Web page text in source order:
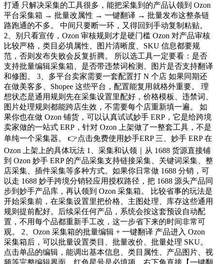
打通 只解决采集的工具很多，能把采集到的产品认领到 Ozon
平台采集箱 → 批量改属性 → 一键翻译 → 批量发布这整条链
路跑通的不多。 中间只要断一环，又得回到手动复制粘贴。
2、别只看宣传，Ozon 审核规则才是硬门槛 Ozon 对产品审核
比较严格，类目必填属性、图片清晰度、SKU 信息都要规
范，否则发布失败会反复折腾。 所以选工具一定要看：是否
支持批量编辑采集箱、是否带违禁词检测、图片是否支持翻译
和修图。 3、多平台卖家需要一套配置打 N 个店 如果同期还
在做美客多、Shopee 这些平台，配置能复用就格外重要。 理
想状态是通用规则先在采集设置里配好，价格模板、违禁词、
图片处理规则都能跨店生效，不需要每个店重新填一遍。 如
果你也在做 Ozon 铺货，可以认真试试妙手 ERP，它是给跨境
卖家做的一站式 ERP，针对 Ozon 上架做了一整套工具，不是
单纯一个采集器。 👉点击免费使用妙手ERP 三、妙手 ERP 在
Ozon 上架上的具体玩法 1、采集和认领｜从 1688 货源直接铺
到 Ozon 妙手 ERP 的产品采集支持链接采集、关键词采集、整
店采集、插件采集等多种方式。如果你日常做 1688 分销，可
以走 1688 妙手跨境分销轻应用授权路径，把 1688 源头产品同
步到妙手产品库，再认领到 Ozon 采集箱。 比较省事的玩法是
开始采集前，在采集设置里把价格、主图处理、库存这些通用
规则提前配好。后续采任何产品，系统会按这套预设自动配
置，不用每个品都重新手工改，这一步省下来的时间非常可
观。 2、Ozon 采集箱的批量编辑 + 一键翻译 产品进入 Ozon
采集箱后，可以批量设置类目、批量改价、批量处理 SKU。
点击单品的编辑，能调出基本信息、类目属性、产品图片、视
频等完整编辑界面，红色星号是必填项，右下角直接【一键翻